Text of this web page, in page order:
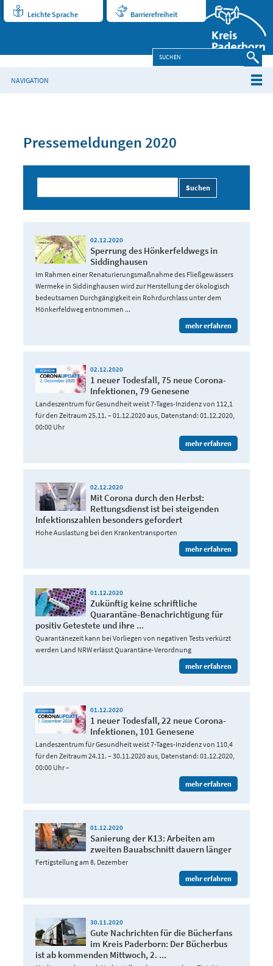
Leichte Sprache Barrierefreiheit
NAVIGATION
Pressemeldungen 2020
Suchen
02.12.2020
Sperrung des Hönkerfeldwegs in
Siddinghausen
Im Rahmen einer Renaturierungsmaßnahme des Fließgewässers
Wermeke in Siddinghausen wird zur Herstellung der ökologisch
bedeutsamen Durchgängigkeit ein Rohrdurchlass unter dem
Hönkerfeldweg entnommen ...
mehr erfahren
02.12.2020
1 neuer Todesfall, 75 neue Corona-
Infektionen, 79 Genesene
Landeszentrum für Gesundheit weist 7-Tages-Inzidenz von 112,1
für den Zeitraum 25.11. – 01.12.2020 aus, Datenstand: 01.12.2020,
00:00 Uhr
mehr erfahren
02.12.2020
Mit Corona durch den Herbst:
Rettungsdienst ist bei steigenden
Infektionszahlen besonders gefordert
Hohe Auslastung bei den Krankentransporten
mehr erfahren
01.12.2020
Zukünftig keine schriftliche
Quarantäne-Benachrichtigung für
positiv Getestete und ihre ...
Quarantänezeit kann bei Vorliegen von negativen Tests verkürzt
werden Land NRW erlässt Quarantäne-Verordnung
mehr erfahren
01.12.2020
1 neuer Todesfall, 22 neue Corona-
Infektionen, 101 Genesene
Landeszentrum für Gesundheit weist 7-Tages-Inzidenz von 110,4
für den Zeitraum 24.11. – 30.11.2020 aus, Datenstand: 01.12.2020,
00:00 Uhr –
mehr erfahren
01.12.2020
Sanierung der K13: Arbeiten am
zweiten Bauabschnitt dauern länger
Fertigstellung am 8. Dezember
mehr erfahren
30.11.2020
Gute Nachrichten für die Bücherfans
im Kreis Paderborn: Der Bücherbus
ist ab kommenden Mittwoch, 2. ...